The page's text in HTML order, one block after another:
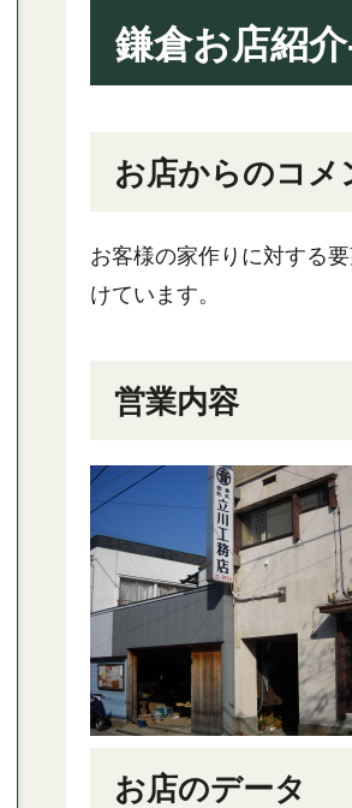
鎌倉お店紹
お店からのコメ
お客様の家作りに対する
けています。
営業内容
お店のデータ